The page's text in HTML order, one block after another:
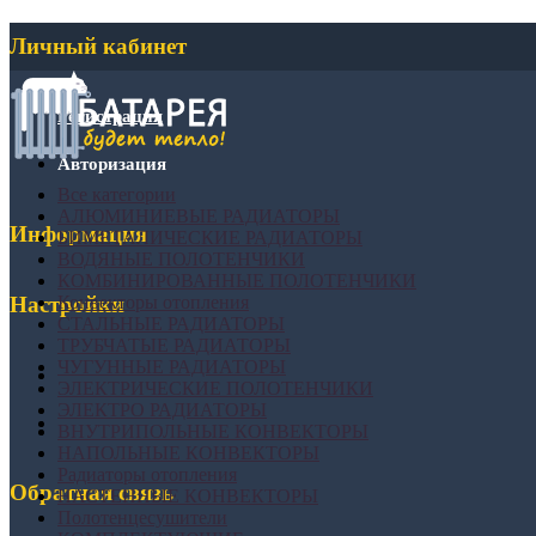
Личный кабинет
Регистрация
Авторизация
Информация
Настройки
Обратная связь
БИМЕТАЛИЧЕСКИЕ РАДИАТОРЫ
Конвекторы отопления
СТАЛЬНЫЕ РАДИАТОРЫ
НАСТЕННЫЕ КОНВЕКТОРЫ